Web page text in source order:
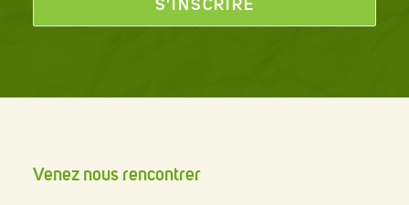
Venez nous rencontrer